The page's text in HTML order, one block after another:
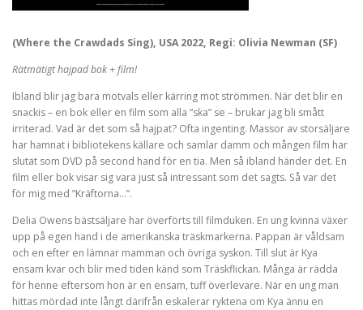
(Where the Crawdads Sing), USA 2022, Regi: Olivia Newman (SF)
Rätmätigt hajpad bok + film!
Ibland blir jag bara motvals eller kärring mot strömmen. När det blir en
snackis – en bok eller en film som alla ”ska” se – brukar jag bli smått
irriterad. Vad är det som så hajpat? Ofta ingenting. Massor av storsäljare
har hamnat i bibliotekens källare och samlar damm och mången film har
slutat som DVD på second hand för en tia. Men så ibland händer det. En
film eller bok visar sig vara just så intressant som det sagts. Så var det
för mig med ”Kräftorna…”.
Delia Owens bästsäljare har överförts till filmduken. En ung kvinna växer
upp på egen hand i de amerikanska träskmarkerna. Pappan är våldsam
och en efter en lämnar mamman och övriga syskon. Till slut är Kya
ensam kvar och blir med tiden känd som Träskflickan. Många är rädda
för henne eftersom hon är en ensam, tuff överlevare. När en ung man
hittas mördad inte långt därifrån eskalerar ryktena om Kya ännu en